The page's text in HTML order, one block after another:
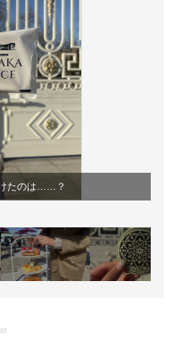
たのは……？